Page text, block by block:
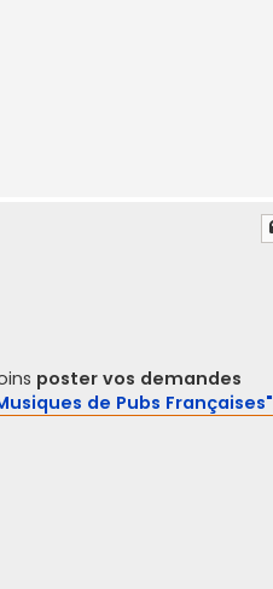
poster vos demandes
de Pubs Françaises"